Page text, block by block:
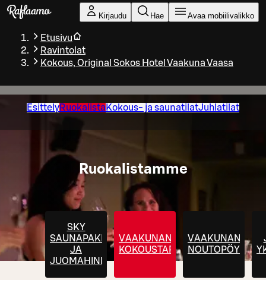
Siirry pääsisältöön
Kirjaudu Hae Avaa mobiilivalikko
Etusivu
Ravintolat
Kokous, Original Sokos Hotel Vaakuna Vaasa
EsittelyRuokalista Kokous- ja saunatilatJuhlatilat
Ruokalistamme
SKY
SAUNAPAKETTI
JA
JUOMAHINNASTO
VAAKUNAN
KOKOUSTARJOILUT
VAAKUNAN
NOUTOPÖYDÄT